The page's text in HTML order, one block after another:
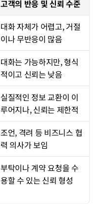
고객의 반응 및 신뢰 수준
대화 자체가 어렵고, 거절
이나 무반응이 많음
대화는 가능하지만, 형식
적이고 신뢰는 낮음
실질적인 정보 교환이 이
루어지나, 신뢰는 제한적
조언, 격려 등 비즈니스 협
력 의사가 보임
부탁이나 계약 요청을 수
용할 수 있는 신뢰 형성